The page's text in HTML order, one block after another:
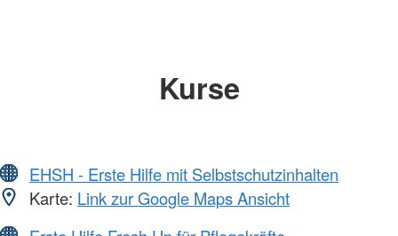
Kurse
EHSH - Erste Hilfe mit Selbstschutzinhalten
Karte: Link zur Google Maps Ansicht